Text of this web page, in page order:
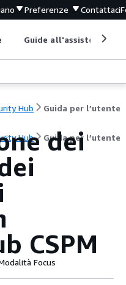
Preferenze Contattaci
Guide all'assistenza
Hub Guida per l’utente
Hub Guida per l’utente
dei
CSPM
Focus